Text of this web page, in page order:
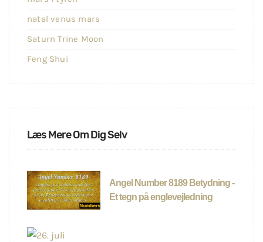
natal venus mars
Saturn Trine Moon
Feng Shui
Læs Mere Om Dig Selv
Angel Number 8189 Betydning -
Et tegn på englevejledning